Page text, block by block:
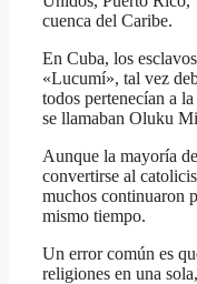
cuenca del Caribe.
En Cuba, los
«Lucumí», tal vez
todos pertenecían a
se llamaban Oluku
Aunque la mayoría
convertirse al
muchos continuaron
mismo tiempo.
Un error común es
religiones en una